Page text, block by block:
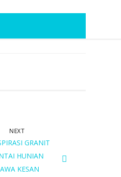
NEXT
GRANIT
HUNIAN
KESAN